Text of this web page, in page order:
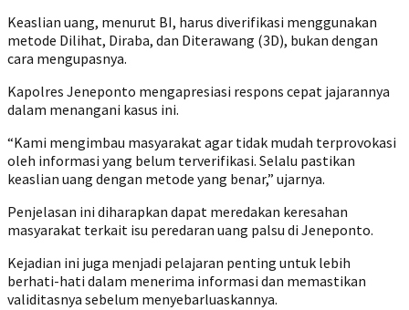
Keaslian uang, menurut BI, harus diverifikasi menggunakan
metode Dilihat, Diraba, dan Diterawang (3D), bukan dengan
cara mengupasnya.
Kapolres Jeneponto mengapresiasi respons cepat jajarannya
dalam menangani kasus ini.
“Kami mengimbau masyarakat agar tidak mudah terprovokasi
oleh informasi yang belum terverifikasi. Selalu pastikan
keaslian uang dengan metode yang benar,” ujarnya.
Penjelasan ini diharapkan dapat meredakan keresahan
masyarakat terkait isu peredaran uang palsu di Jeneponto.
Kejadian ini juga menjadi pelajaran penting untuk lebih
berhati-hati dalam menerima informasi dan memastikan
validitasnya sebelum menyebarluaskannya.